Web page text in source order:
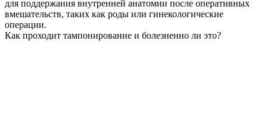
для поддержания внутренней анатомии после оперативных
вмешательств, таких как роды или гинекологические
операции.
Как проходит тампонирование и болезненно ли это?